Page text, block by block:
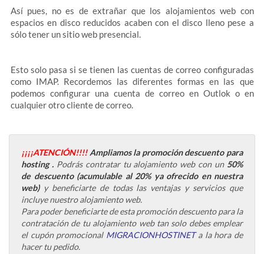
Así pues, no es de extrañar que los alojamientos web con
espacios en disco reducidos acaben con el disco lleno pese a
sólo tener un sitio web presencial.
Esto solo pasa si se tienen las cuentas de correo configuradas
como IMAP. Recordemos las diferentes formas en las que
podemos configurar una cuenta de correo en Outlok o en
cualquier otro cliente de correo.
¡¡¡¡ATENCIÓN!!!!Ampliamos la promoción descuento para
hosting . Podrás contratar tu alojamiento web con un 50%
de descuento (acumulable al 20% ya ofrecido en nuestra
web)y beneficiarte de todas las ventajas y servicios que
incluye nuestro alojamiento web.
Para poder beneficiarte de esta promoción descuento para la
contratación de tu alojamiento web tan solo debes emplear
el cupón promocional MIGRACIONHOSTINETa la hora de
hacer tu pedido.